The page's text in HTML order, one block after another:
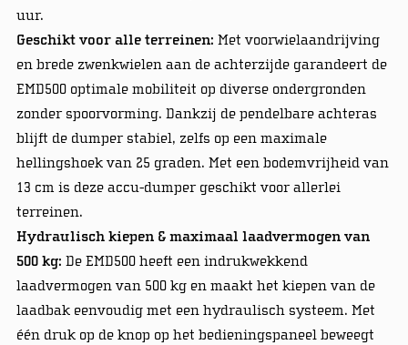
uur.
Geschikt voor alle terreinen: Met voorwielaandrijving
en brede zwenkwielen aan de achterzijde garandeert de
EMD500 optimale mobiliteit op diverse ondergronden
zonder spoorvorming. Dankzij de pendelbare achteras
blijft de dumper stabiel, zelfs op een maximale
hellingshoek van 25 graden. Met een bodemvrijheid van
13 cm is deze accu-dumper geschikt voor allerlei
terreinen.
Hydraulisch kiepen & maximaal laadvermogen van
500 kg: De EMD500 heeft een indrukwekkend
laadvermogen van 500 kg en maakt het kiepen van de
laadbak eenvoudig met een hydraulisch systeem. Met
één druk op de knop op het bedieningspaneel beweegt